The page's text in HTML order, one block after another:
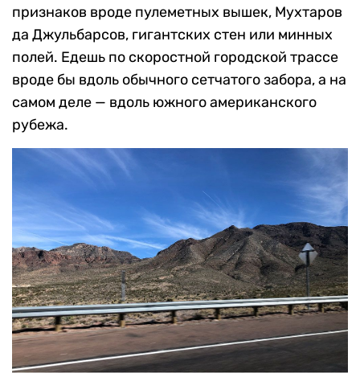
признаков вроде пулеметных вышек, Мухтаров
да Джульбарсов, гигантских стен или минных
полей. Едешь по скоростной городской трассе
вроде бы вдоль обычного сетчатого забора, а на
самом деле — вдоль южного американского
рубежа.